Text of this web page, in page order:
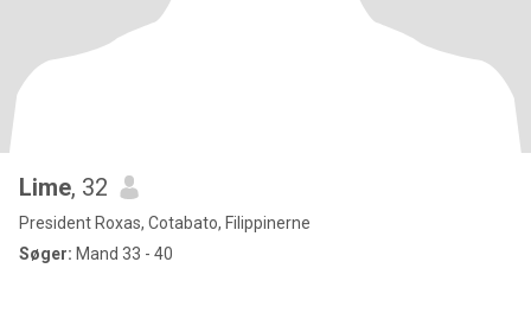
Lime, 32
President Roxas, Cotabato, Filippinerne
Søger: Mand 33 - 40